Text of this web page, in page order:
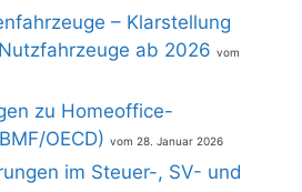
– Klarstellung
ab 2026
zu Homeoffice-
OECD)
28. Januar 2026
im Steuer-, SV- und